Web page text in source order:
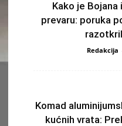
Kako je
prevaru: poruka
Redakcija
Komad
kućnih vrata: